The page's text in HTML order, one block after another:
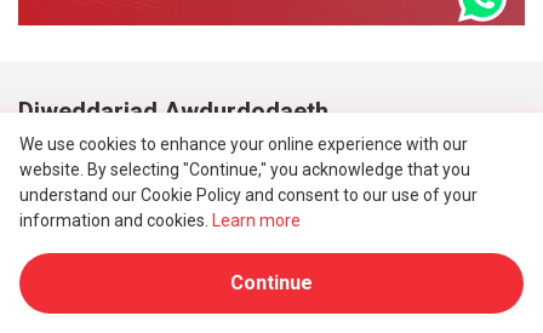
Diweddariad Awdurdodaeth
We use cookies to enhance your online experience with our
website. By selecting "Continue," you acknowledge that you
understand our Cookie Policy and consent to our use of your
information and cookies.
Learn more
Continue